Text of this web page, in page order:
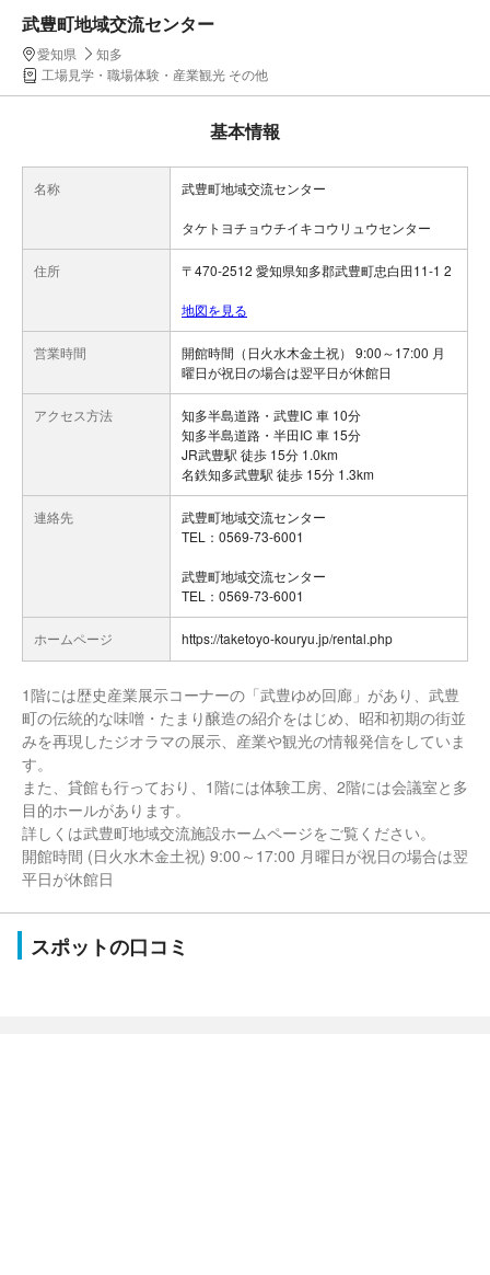
武豊町地域交流センター
愛知県
知多
工場見学・職場体験・産業観光 その他
基本情報
名称 武豊町地域交流センター
タケトヨチョウチイキコウリュウセンター
住所 〒470-2512 愛知県知多郡武豊町忠白田11-1 2
地図を見る
営業時間
開館時間（日火水木金土祝） 9:00～17:00 月
曜日が祝日の場合は翌平日が休館日
アクセス方法
知多半島道路・武豊IC 車 10分
知多半島道路・半田IC 車 15分
JR武豊駅 徒歩 15分 1.0km
名鉄知多武豊駅 徒歩 15分 1.3km
連絡先
武豊町地域交流センター
TEL：0569-73-6001
武豊町地域交流センター
TEL：0569-73-6001
ホームページ https://taketoyo-kouryu.jp/rental.php
1階には歴史産業展示コーナーの「武豊ゆめ回廊」があり、武豊
町の伝統的な味噌・たまり醸造の紹介をはじめ、昭和初期の街並
みを再現したジオラマの展示、産業や観光の情報発信をしていま
す。
また、貸館も行っており、1階には体験工房、2階には会議室と多
目的ホールがあります。
詳しくは武豊町地域交流施設ホームページをご覧ください。
開館時間 (日火水木金土祝) 9:00～17:00 月曜日が祝日の場合は翌
平日が休館日
スポットの口コミ